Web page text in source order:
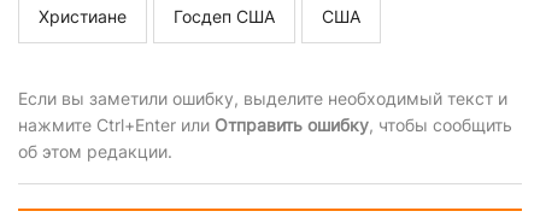
Христиане Госдеп США США
Если вы заметили ошибку, выделите необходимый текст и
нажмите Ctrl+Enter или Отправить ошибку, чтобы сообщить
об этом редакции.